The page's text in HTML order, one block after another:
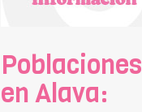
Poblaciones
en Alava: